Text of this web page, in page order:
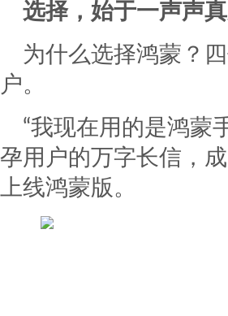
选择，始于一声声
为什么选择鸿蒙？
户。
“我现在用的是鸿蒙
孕用户的万字长信，
上线鸿蒙版。